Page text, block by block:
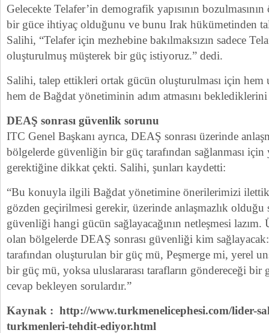
Gelecekte Telafer’in demografik yapısının
bir güce ihtiyaç olduğunu ve bunu Irak hükümetinden
Salihi, “Telafer için mezhebine bakılmaksızın sadece
oluşturulmuş müşterek bir güç istiyoruz.” dedi.
Salihi, talep ettikleri ortak gücün oluşturulması için hem
hem de Bağdat yönetiminin adım atmasını beklediklerini
DEAŞ sonrası güvenlik sorunu
ITC Genel Başkanı ayrıca, DEAŞ sonrası üzerinde
bölgelerde güvenliğin bir güç tarafından sağlanması
gerektiğine dikkat çekti. Salihi, şunları kaydetti:
“Bu konuyla ilgili Bağdat yönetimine önerilerimizi
gözden geçirilmesi gerekir, üzerinde anlaşmazlık olduğu
güvenliği hangi gücün sağlayacağının netleşmesi lazım.
olan bölgelerde DEAŞ sonrası güvenliği kim
tarafından oluşturulan bir güç mü, Peşmerge mi, yerel
bir güç mü, yoksa uluslararası tarafların göndereceği bir
cevap bekleyen sorulardır.”
Kaynak : http://www.turkmenelicephesi.com/lider-
turkmenleri-tehdit-ediyor.html